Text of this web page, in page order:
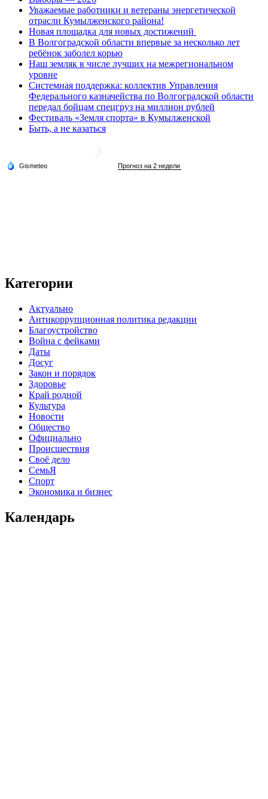
Уважаемые работники и ветераны энергетической
отрасли Кумылженского района!
Новая площадка для новых достижений
В Волгоградской области впервые за несколько лет
ребёнок заболел корью
Наш земляк в числе лучших на межрегиональном
уровне
Системная поддержка: коллектив Управления
Федерального казначейства по Волгоградской области
передал бойцам спецгруз на миллион рублей
Фестиваль «Земля спорта» в Кумылженской
Быть, а не казаться
Категории
Актуально
Антикоррупционная политика редакции
Благоустройство
Война с фейками
Даты
Досуг
Закон и порядок
Здоровье
Край родной
Культура
Новости
Общество
Официально
Происшествия
Своё дело
СемьЯ
Спорт
Экономика и бизнес
Календарь